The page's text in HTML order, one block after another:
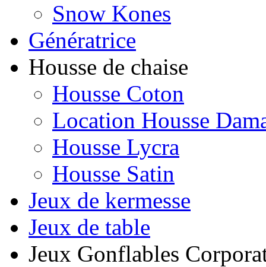
Snow Kones
Génératrice
Housse de chaise
Housse Coton
Location Housse
Housse Lycra
Housse Satin
Jeux de kermesse
Jeux de table
Jeux Gonflables